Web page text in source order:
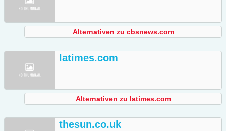
Alternativen zu cbsnews.com
latimes.com
Alternativen zu latimes.com
thesun.co.uk